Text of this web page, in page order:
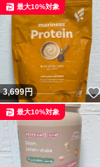
3,699円
最大10%対象
最大10%対象